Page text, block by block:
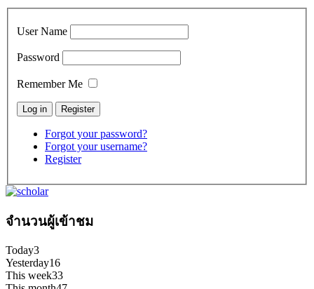
User Name
Password
Remember Me
Forgot your password?
Forgot your username?
Register
จำนวนผู้เข้าชม
Today3
Yesterday16
This week33